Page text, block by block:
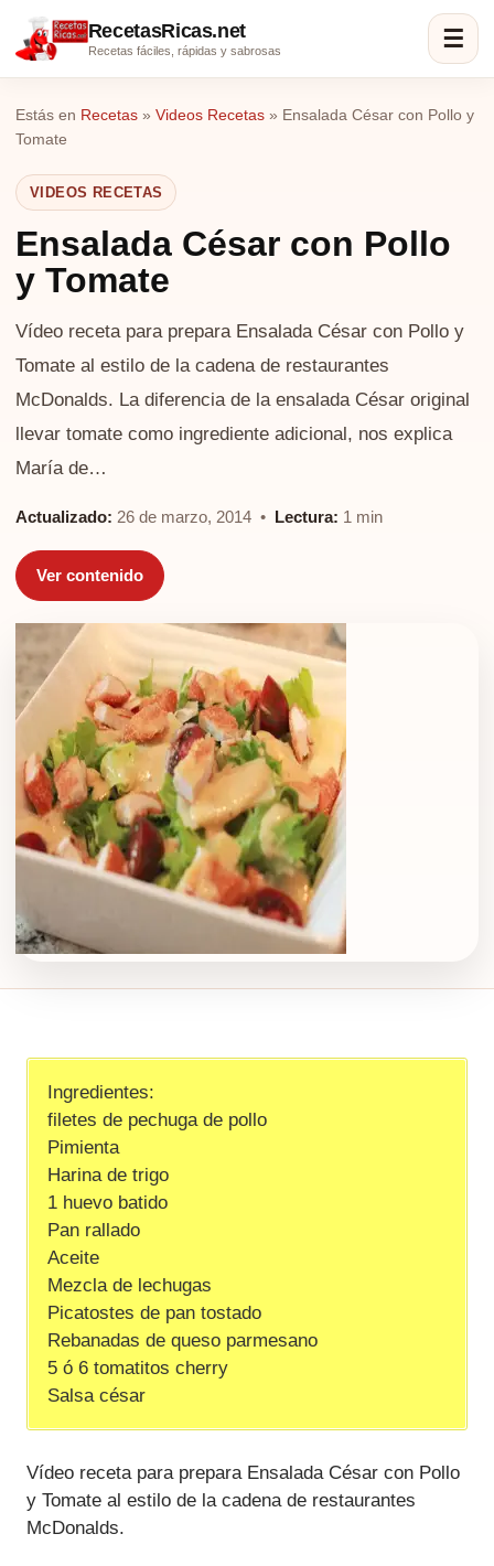
RecetasRicas.net
Recetas fáciles, rápidas y sabrosas ☰
Estás en Recetas » Videos Recetas » Ensalada César con Pollo y
Tomate
VIDEOS RECETAS
Ensalada César con Pollo
y Tomate
Vídeo receta para prepara Ensalada César con Pollo y
Tomate al estilo de la cadena de restaurantes
McDonalds. La diferencia de la ensalada César original
llevar tomate como ingrediente adicional, nos explica
María de…
Actualizado: 26 de marzo, 2014 • Lectura: 1 min
Ver contenido
Ingredientes:
filetes de pechuga de pollo
Pimienta
Harina de trigo
1 huevo batido
Pan rallado
Aceite
Mezcla de lechugas
Picatostes de pan tostado
Rebanadas de queso parmesano
5 ó 6 tomatitos cherry
Salsa césar
Vídeo receta para prepara Ensalada César con Pollo
y Tomate al estilo de la cadena de restaurantes
McDonalds.